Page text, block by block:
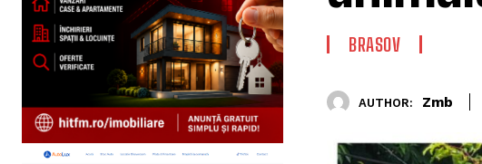
BRASOV
AUTHOR: Zmb